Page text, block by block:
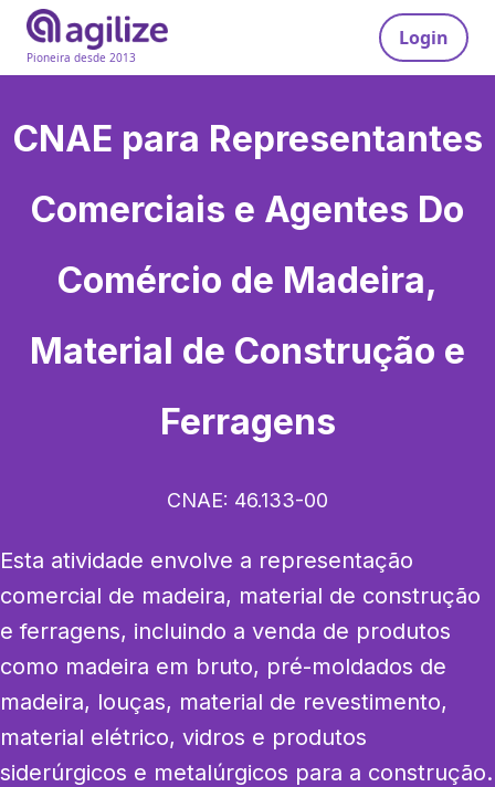
Pioneira desde 2013
Login
CNAE para Representantes
Comerciais e Agentes Do
Comércio de Madeira,
Material de Construção e
Ferragens
CNAE: 46.133-00
Esta atividade envolve a representação
comercial de madeira, material de construção
e ferragens, incluindo a venda de produtos
como madeira em bruto, pré-moldados de
madeira, louças, material de revestimento,
material elétrico, vidros e produtos
siderúrgicos e metalúrgicos para a construção.